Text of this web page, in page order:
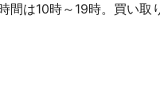
間は10時～19時。買い取